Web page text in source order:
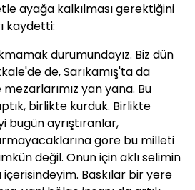
ayağa kalkılması gerektiğini
kaydetti:
durumundayız. Biz dün
de, Sarıkamış'ta da
yan yana. Bu
birlikte kurduk. Birlikte
bugün ayrıştıranlar,
göre bu milleti
değil. Onun için aklı selimin
içerisindeyim. Baskılar bir yere